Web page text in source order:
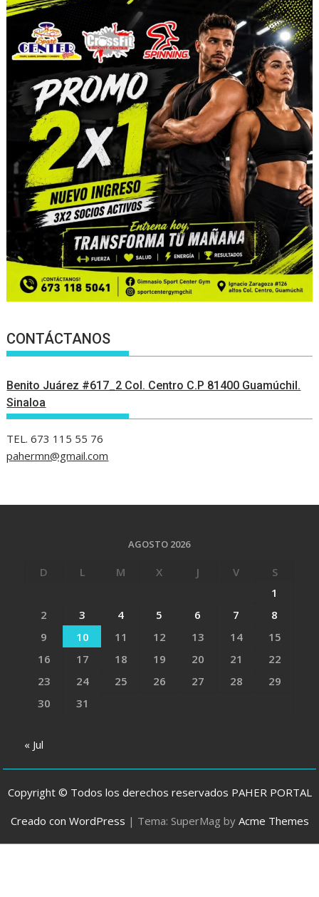
CONTÁCTANOS
Benito Juárez #617_2 Col. Centro C.P 81400 Guamúchil.
Sinaloa
TEL. 673 115 55 76
pahermn@gmail.com
AGOSTO 2026
D L M X J V
S
1
2
3 4 5 6 7
8
9
10 11 12 13 14
15
16
17 18 19 20 21
22
23
24 25 26 27 28
29
30
31
« Jul
Copyright © Todos los derechos reservados PAHER PORTAL
Creado con WordPress | Tema: SuperMag by Acme Themes